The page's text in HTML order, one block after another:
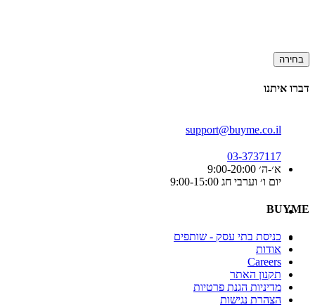
בחירה
דברו איתנו
support@buyme.co.il
03-3737117
א׳-ה׳ 9:00-20:00
יום ו׳ וערבי חג 9:00-15:00
BUYME
כניסת בתי עסק - שותפים
אודות
Careers
תקנון האתר
מדיניות הגנת פרטיות
הצהרת נגישות